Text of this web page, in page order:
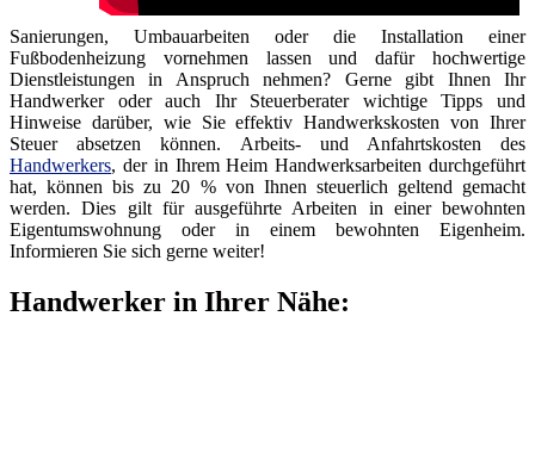
Sanierungen, Umbauarbeiten oder die Installation einer
Fußbodenheizung vornehmen lassen und dafür hochwertige
Dienstleistungen in Anspruch nehmen? Gerne gibt Ihnen Ihr
Handwerker oder auch Ihr Steuerberater wichtige Tipps und
Hinweise darüber, wie Sie effektiv Handwerkskosten von Ihrer
Steuer absetzen können. Arbeits- und Anfahrtskosten des
Handwerkers, der in Ihrem Heim Handwerksarbeiten durchgeführt
hat, können bis zu 20 % von Ihnen steuerlich geltend gemacht
werden. Dies gilt für ausgeführte Arbeiten in einer bewohnten
Eigentumswohnung oder in einem bewohnten Eigenheim.
Informieren Sie sich gerne weiter!
Handwerker in Ihrer Nähe: